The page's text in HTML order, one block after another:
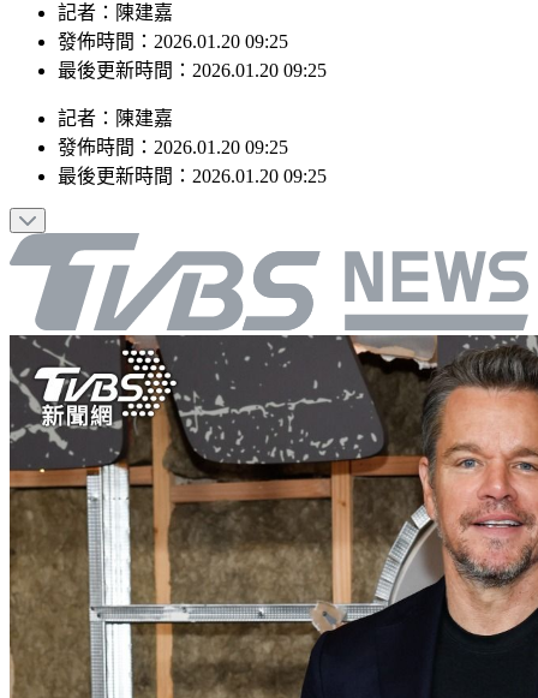
記者：陳建嘉
發佈時間：2026.01.20 09:25
最後更新時間：2026.01.20 09:25
記者 ： 陳建嘉
發佈時間： 2026.01.20 09:25
最後更新時間： 2026.01.20 09:25